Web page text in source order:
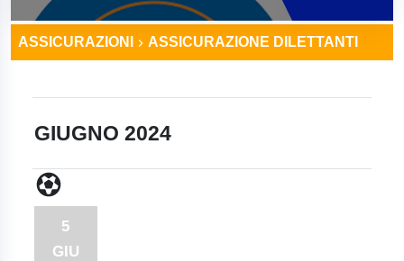
ASSICURAZIONI ASSICURAZIONE DILETTANTI
GIUGNO 2024
5
GIU